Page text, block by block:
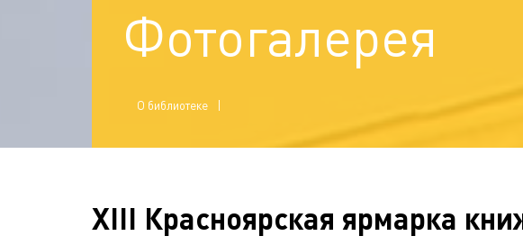
Фотогалерея
О библиотеке
XIII Красноярская ярмарка